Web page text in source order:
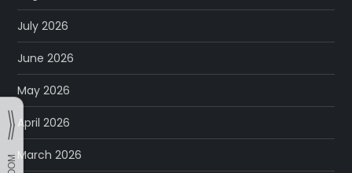
July 2026
June 2026
May 2026
April 2026
March 2026